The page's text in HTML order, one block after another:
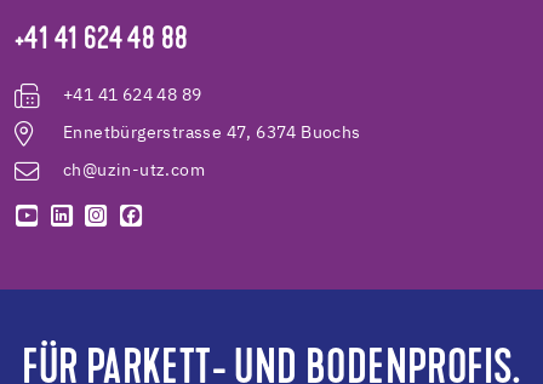
+41 41 624 48 88
+41 41 624 48 89
Ennetbürgerstrasse 47, 6374 Buochs
ch@uzin-utz.com
FÜR PARKETT- UND BODENPROFIS.